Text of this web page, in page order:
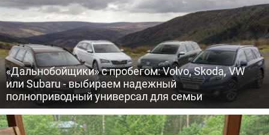
«Дальнобойщики» с пробегом: Volvo, Skoda, VW
или Subaru - выбираем надежный
полноприводный универсал для семьи